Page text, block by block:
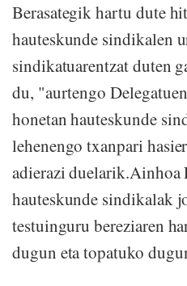
Berasategik hartu dute
hauteskunde sindikalen
sindikatuarentzat duten
du, "aurtengo
honetan hauteskunde
lehenengo txanpari
adierazi duelarik.Ainhoa
hauteskunde sindikalak
testuinguru bereziaren
dugun eta topatuko